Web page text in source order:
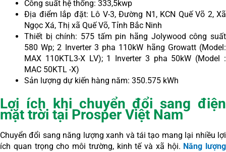
Công suất hệ thống: 333,5kwp
Địa điểm lắp đặt: Lô V-3, Đường N1, KCN Quế Võ 2, Xã
Ngọc Xá, Thị xã Quế Võ, Tỉnh Bắc Ninh
Thiết bị chính: 575 tấm pin hãng Jolywood công suất
580 Wp; 2 Inverter 3 pha 110kW hãng Growatt (Model:
MAX 110KTL3-X LV); 1 Inverter 3 pha 50kW (Model :
MAC 50KTL -X)
Sản lượng dự kiến hàng năm: 350.575 kWh
Lợi ích khi chuyển đổi sang điện
mặt trời tại Prosper Việt Nam
Chuyển đổi sang năng lượng xanh và tái tạo mang lại nhiều lợi
ích quan trọng cho môi trường, kinh tế và xã hội. Năng lượng